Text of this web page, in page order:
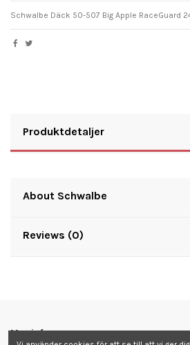
Schwalbe Däck 50-507 Big Apple RaceGuard
Produktdetaljer
About Schwalbe
Reviews (0)
Mer info